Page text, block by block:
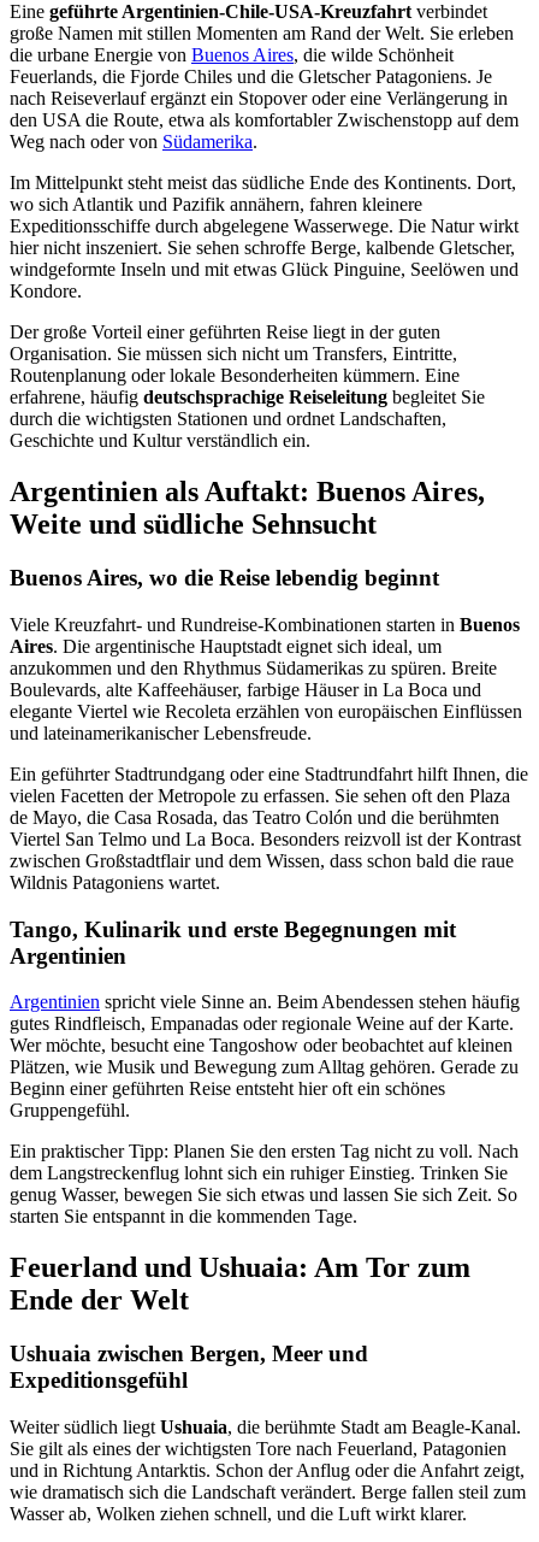
Eine geführte Argentinien-Chile-USA-Kreuzfahrt verbindet
große Namen mit stillen Momenten am Rand der Welt. Sie erleben
die urbane Energie von Buenos Aires, die wilde Schönheit
Feuerlands, die Fjorde Chiles und die Gletscher Patagoniens. Je
nach Reiseverlauf ergänzt ein Stopover oder eine Verlängerung in
den USA die Route, etwa als komfortabler Zwischenstopp auf dem
Weg nach oder von Südamerika.
Im Mittelpunkt steht meist das südliche Ende des Kontinents. Dort,
wo sich Atlantik und Pazifik annähern, fahren kleinere
Expeditionsschiffe durch abgelegene Wasserwege. Die Natur wirkt
hier nicht inszeniert. Sie sehen schroffe Berge, kalbende Gletscher,
windgeformte Inseln und mit etwas Glück Pinguine, Seelöwen und
Kondore.
Der große Vorteil einer geführten Reise liegt in der guten
Organisation. Sie müssen sich nicht um Transfers, Eintritte,
Routenplanung oder lokale Besonderheiten kümmern. Eine
erfahrene, häufig deutschsprachige Reiseleitung begleitet Sie
durch die wichtigsten Stationen und ordnet Landschaften,
Geschichte und Kultur verständlich ein.
Argentinien als Auftakt: Buenos Aires,
Weite und südliche Sehnsucht
Buenos Aires, wo die Reise lebendig beginnt
Viele Kreuzfahrt- und Rundreise-Kombinationen starten in Buenos
Aires. Die argentinische Hauptstadt eignet sich ideal, um
anzukommen und den Rhythmus Südamerikas zu spüren. Breite
Boulevards, alte Kaffeehäuser, farbige Häuser in La Boca und
elegante Viertel wie Recoleta erzählen von europäischen Einflüssen
und lateinamerikanischer Lebensfreude.
Ein geführter Stadtrundgang oder eine Stadtrundfahrt hilft Ihnen, die
vielen Facetten der Metropole zu erfassen. Sie sehen oft den Plaza
de Mayo, die Casa Rosada, das Teatro Colón und die berühmten
Viertel San Telmo und La Boca. Besonders reizvoll ist der Kontrast
zwischen Großstadtflair und dem Wissen, dass schon bald die raue
Wildnis Patagoniens wartet.
Tango, Kulinarik und erste Begegnungen mit
Argentinien
Argentinien spricht viele Sinne an. Beim Abendessen stehen häufig
gutes Rindfleisch, Empanadas oder regionale Weine auf der Karte.
Wer möchte, besucht eine Tangoshow oder beobachtet auf kleinen
Plätzen, wie Musik und Bewegung zum Alltag gehören. Gerade zu
Beginn einer geführten Reise entsteht hier oft ein schönes
Gruppengefühl.
Ein praktischer Tipp: Planen Sie den ersten Tag nicht zu voll. Nach
dem Langstreckenflug lohnt sich ein ruhiger Einstieg. Trinken Sie
genug Wasser, bewegen Sie sich etwas und lassen Sie sich Zeit. So
starten Sie entspannt in die kommenden Tage.
Feuerland und Ushuaia: Am Tor zum
Ende der Welt
Ushuaia zwischen Bergen, Meer und
Expeditionsgefühl
Weiter südlich liegt Ushuaia, die berühmte Stadt am Beagle-Kanal.
Sie gilt als eines der wichtigsten Tore nach Feuerland, Patagonien
und in Richtung Antarktis. Schon der Anflug oder die Anfahrt zeigt,
wie dramatisch sich die Landschaft verändert. Berge fallen steil zum
Wasser ab, Wolken ziehen schnell, und die Luft wirkt klarer.